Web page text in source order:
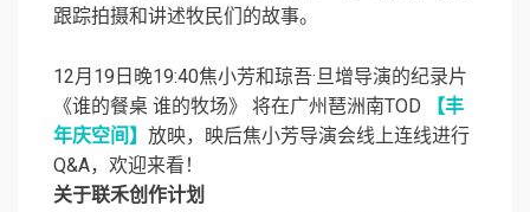
跟踪拍摄和讲述牧民们的故事。
12月19日晚19:40焦小芳和琼吾·旦增导演的纪录片
《谁的餐桌 谁的牧场》 将在广州琶洲南TOD
【丰
年庆空间】 放映，映后焦小芳导演会线上连线进行
Q&A，欢迎来看！
关于联禾创作计划